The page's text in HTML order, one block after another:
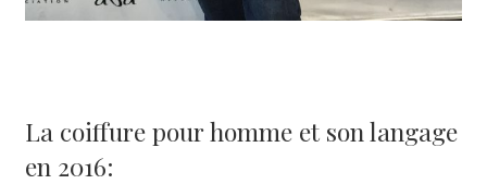
La coiffure pour homme et son langage
en 2016: